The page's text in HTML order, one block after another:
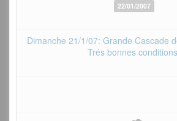
22/01/2007
Dimanche 21/1/07: Grande Cascade
Trés bonnes